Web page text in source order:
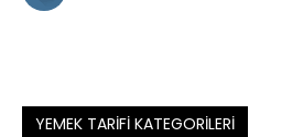
YEMEK TARIFI KATEGORILERI